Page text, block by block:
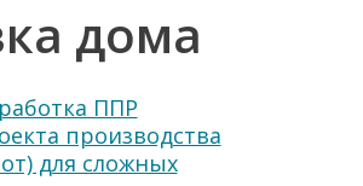
дома
ППР
производства
для сложных